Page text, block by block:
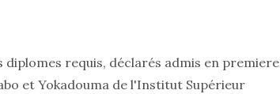
requis, déclarés admis en premiere
et Yokadouma de l'Institut Supérieur